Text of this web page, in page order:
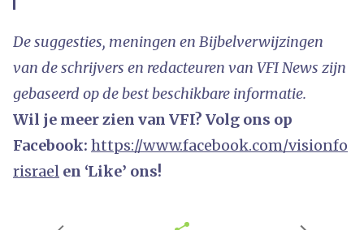
De suggesties, meningen en Bijbelverwijzingen
van de schrijvers en redacteuren van VFI News zijn
gebaseerd op de best beschikbare informatie.
Wil je meer zien van VFI? Volg ons op
Facebook: https://www.facebook.com/visionfo
risrael en ‘Like’ ons!